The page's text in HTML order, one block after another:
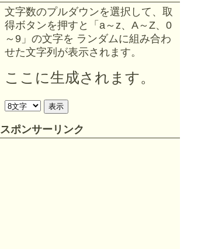
文字数のプルダウンを選択して、取
得ボタンを押すと「a～z、A～Z、0
～9」の文字を ランダムに組み合わ
せた文字列が表示されます。
ここに生成されます。
スポンサーリンク